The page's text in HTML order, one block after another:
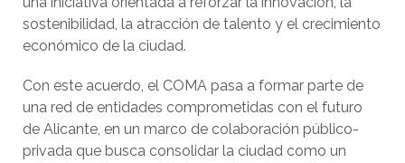
sostenibilidad, la atracción de talento y el crecimiento
económico de la ciudad.
Con este acuerdo, el COMA pasa a formar parte de
una red de entidades comprometidas con el futuro
de Alicante, en un marco de colaboración público-
privada que busca consolidar la ciudad como un